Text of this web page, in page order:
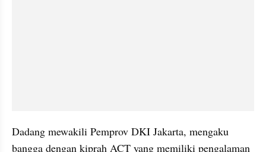
Dadang mewakili Pemprov DKI Jakarta, mengaku
bangga dengan kiprah ACT yang memiliki pengalaman